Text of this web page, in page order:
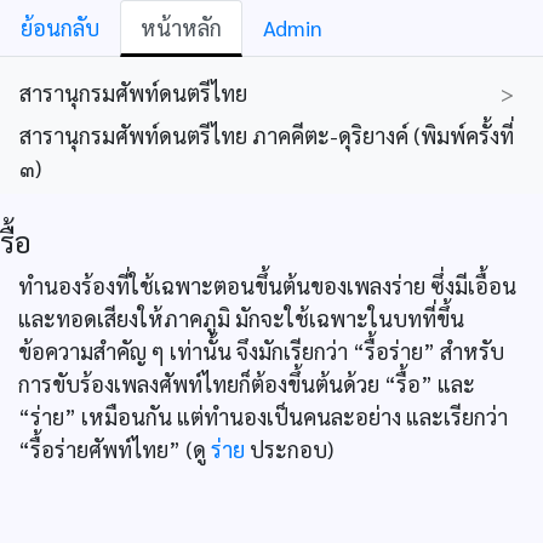
ย้อนกลับ หน้าหลัก Admin
สารานุกรมศัพท์ดนตรีไทย
>
สารานุกรมศัพท์ดนตรีไทย ภาคคีตะ-ดุริยางค์ (พิมพ์ครั้งที่
๓)
รื้อ
ทำนองร้องที่ใช้เฉพาะตอนขึ้นต้นของเพลงร่าย ซึ่งมีเอื้อน
และทอดเสียงให้ภาคภูมิ มักจะใช้เฉพาะในบทที่ขึ้น
ข้อความสำคัญ ๆ เท่านั้น จึงมักเรียกว่า “รื้อร่าย” สำหรับ
การขับร้องเพลงศัพท์ไทยก็ต้องขึ้นต้นด้วย “รื้อ” และ
“ร่าย” เหมือนกัน แต่ทำนองเป็นคนละอย่าง และเรียกว่า
“รื้อร่ายศัพท์ไทย” (ดู ร่าย ประกอบ)